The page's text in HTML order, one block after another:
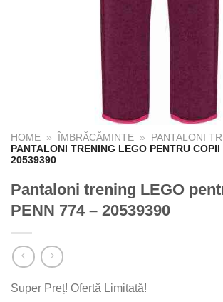
HOME » ÎMBRĂCĂMINTE » PANTALONI
PANTALONI TRENING LEGO PENTRU
20539390
Pantaloni trening LEGO
PENN 774 – 20539390
Super Preț! Ofertă Limitată!